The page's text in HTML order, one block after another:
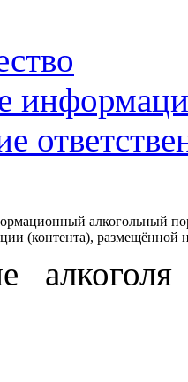
алкогольный
(контента), размещённой